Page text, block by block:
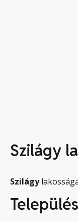
Szilágy
Szilágy